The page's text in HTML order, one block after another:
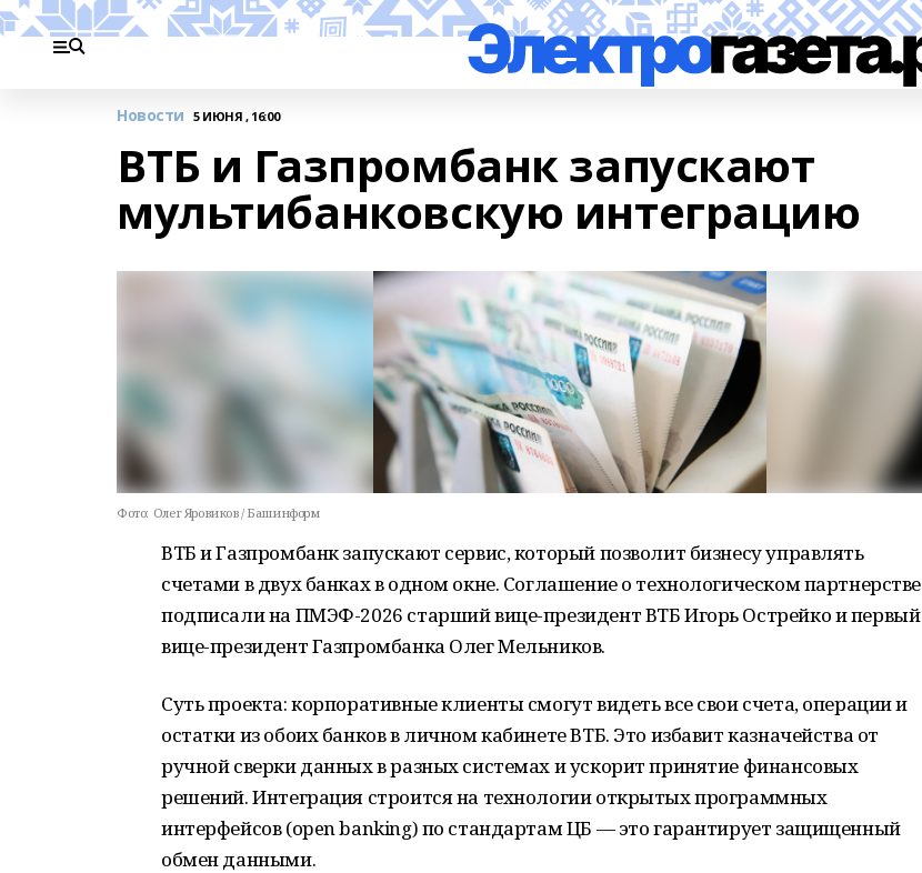
Новости 5 ИЮНЯ , 16:00
ВТБ и Газпромбанк запускают
мультибанковскую интеграцию
Фото: Олег Яровиков / Башинформ
ВТБ и Газпромбанк запускают сервис, который позволит бизнесу управлять
счетами в двух банках в одном окне. Соглашение о технологическом партнерстве
подписали на ПМЭФ-2026 старший вице-президент ВТБ Игорь Острейко и первый
вице-президент Газпромбанка Олег Мельников.
Суть проекта: корпоративные клиенты смогут видеть все свои счета, операции и
остатки из обоих банков в личном кабинете ВТБ. Это избавит казначейства от
ручной сверки данных в разных системах и ускорит принятие финансовых
решений. Интеграция строится на технологии открытых программных
интерфейсов (open banking) по стандартам ЦБ — это гарантирует защищенный
обмен данными.